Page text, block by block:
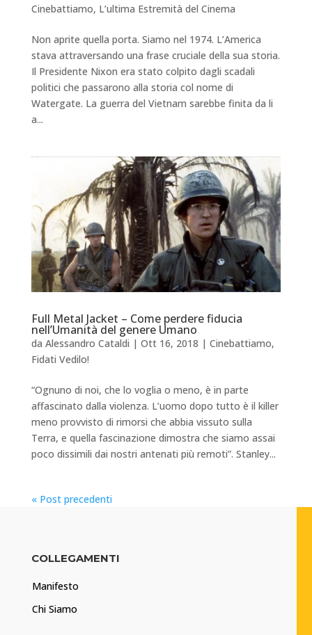
Cinebattiamo, L’ultima Estremità del Cinema
Non aprite quella porta. Siamo nel 1974. L’America
stava attraversando una frase cruciale della sua storia.
Il Presidente Nixon era stato colpito dagli scadali
politici che passarono alla storia col nome di
Watergate. La guerra del Vietnam sarebbe finita da li
a...
Full Metal Jacket – Come perdere fiducia
nell’Umanità del genere Umano
da Alessandro Cataldi | Ott 16, 2018 | Cinebattiamo,
Fidati Vedilo!
“Ognuno di noi, che lo voglia o meno, è in parte
affascinato dalla violenza. L’uomo dopo tutto è il killer
meno provvisto di rimorsi che abbia vissuto sulla
Terra, e quella fascinazione dimostra che siamo assai
poco dissimili dai nostri antenati più remoti”. Stanley...
« Post precedenti
COLLEGAMENTI
Manifesto
Chi Siamo